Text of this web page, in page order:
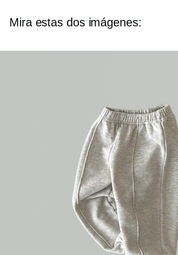
Mira estas dos imágenes: